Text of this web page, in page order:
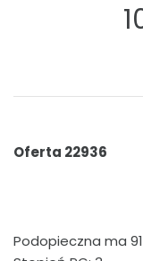
Oferta 22936
Podopieczna ma